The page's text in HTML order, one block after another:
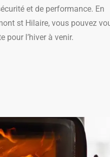
et de performance. En
st Hilaire, vous pouvez
pour l’hiver à venir.